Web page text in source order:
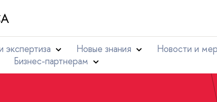
экспертиза Новые знания Новости и
Бизнес-партнерам